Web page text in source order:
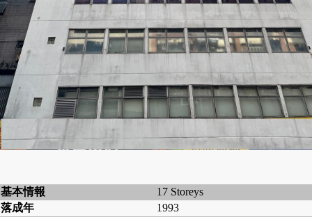
基本情報
17 Storeys
落成年
1993